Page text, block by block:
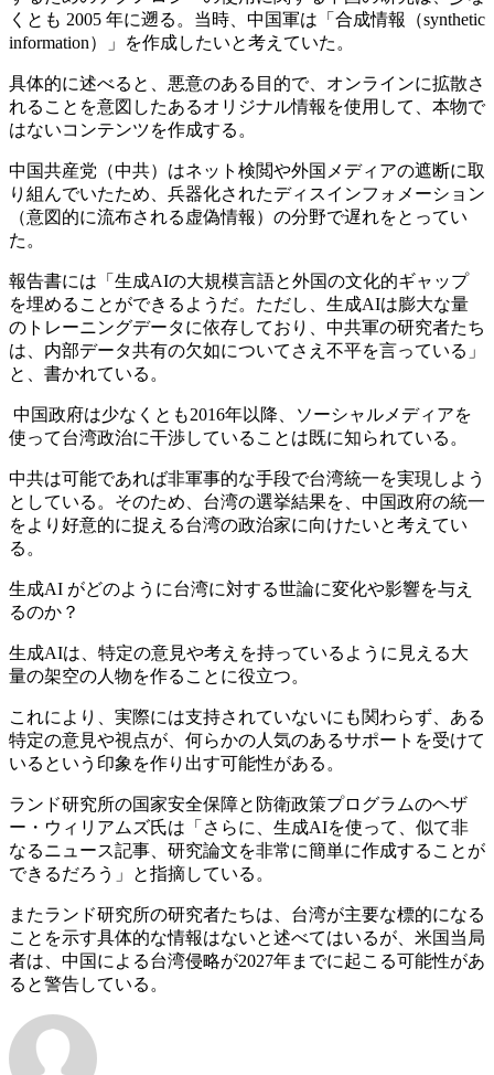
くとも 2005 年に遡る。当時、中国軍は「合成情報（synthetic
information）」を作成したいと考えていた。
具体的に述べると、悪意のある目的で、オンラインに拡散さ
れることを意図したあるオリジナル情報を使用して、本物で
はないコンテンツを作成する。
中国共産党（中共）はネット検閲や外国メディアの遮断に取
り組んでいたため、兵器化されたディスインフォメーション
（意図的に流布される虚偽情報）の分野で遅れをとってい
た。
報告書には「生成AIの大規模言語と外国の文化的ギャップ
を埋めることができるようだ。ただし、生成AIは膨大な量
のトレーニングデータに依存しており、中共軍の研究者たち
は、内部データ共有の欠如についてさえ不平を言っている」
と、書かれている。
中国政府は少なくとも2016年以降、ソーシャルメディアを
使って台湾政治に干渉していることは既に知られている。
中共は可能であれば非軍事的な手段で台湾統一を実現しよう
としている。そのため、台湾の選挙結果を、中国政府の統一
をより好意的に捉える台湾の政治家に向けたいと考えてい
る。
生成AI がどのように台湾に対する世論に変化や影響を与え
るのか？
生成AIは、特定の意見や考えを持っているように見える大
量の架空の人物を作ることに役立つ。
これにより、実際には支持されていないにも関わらず、ある
特定の意見や視点が、何らかの人気のあるサポートを受けて
いるという印象を作り出す可能性がある。
ランド研究所の国家安全保障と防衛政策プログラムのヘザ
ー・ウィリアムズ氏は「さらに、生成AIを使って、似て非
なるニュース記事、研究論文を非常に簡単に作成することが
できるだろう」と指摘している。
またランド研究所の研究者たちは、台湾が主要な標的になる
ことを示す具体的な情報はないと述べてはいるが、米国当局
者は、中国による台湾侵略が2027年までに起こる可能性があ
ると警告している。